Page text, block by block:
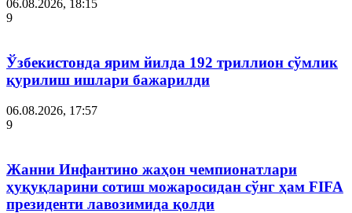
06.08.2026, 18:15
9
Ўзбекистонда ярим йилда 192 триллион сўмлик
қурилиш ишлари бажарилди
06.08.2026, 17:57
9
Жанни Инфантино жаҳон чемпионатлари
ҳуқуқларини сотиш можаросидан сўнг ҳам FIFA
президенти лавозимида қолди